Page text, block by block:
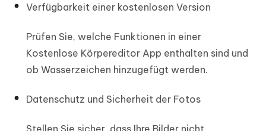
Verfügbarkeit einer kostenlosen Version
Prüfen Sie, welche Funktionen in einer
Kostenlose Körpereditor App enthalten sind und
ob Wasserzeichen hinzugefügt werden.
Datenschutz und Sicherheit der Fotos
Stellen Sie sicher, dass Ihre Bilder nicht